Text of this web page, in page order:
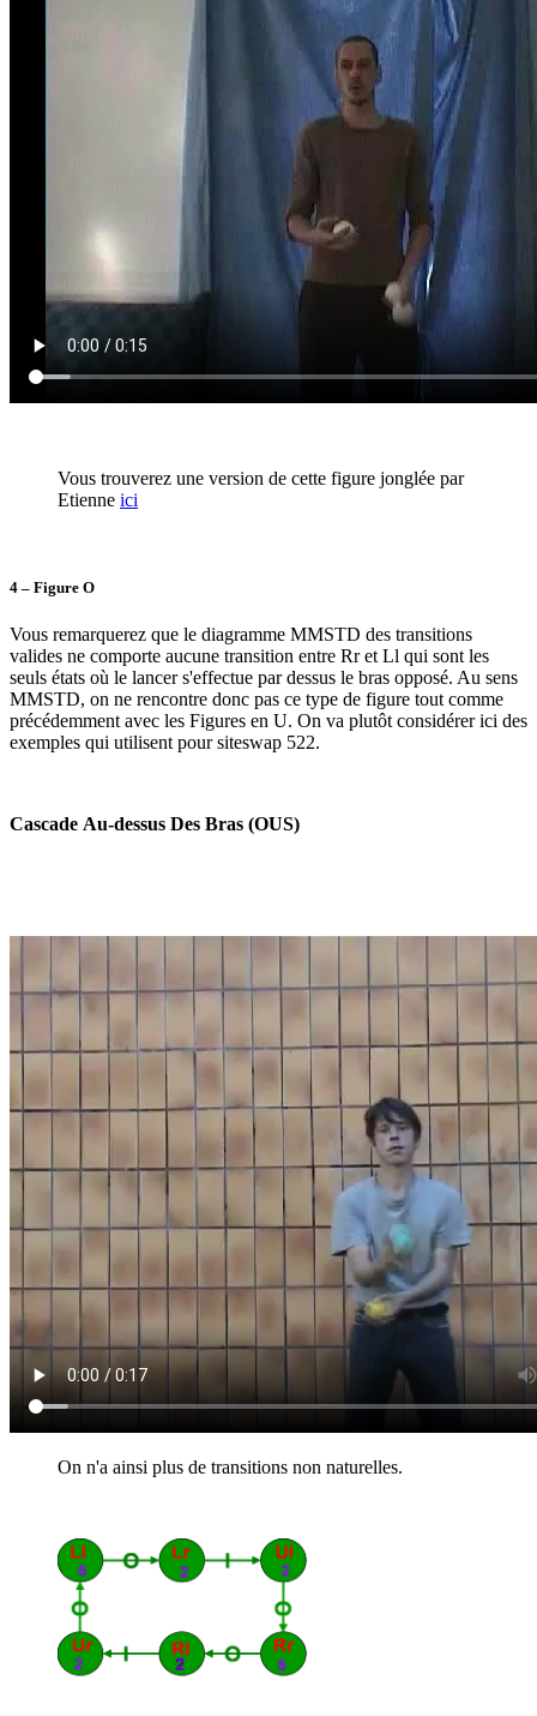
Vous trouverez une version de cette figure jonglée par
Etienne ici
4 – Figure O
Vous remarquerez que le diagramme MMSTD des transitions
valides ne comporte aucune transition entre Rr et Ll qui sont les
seuls états où le lancer s'effectue par dessus le bras opposé. Au sens
MMSTD, on ne rencontre donc pas ce type de figure tout comme
précédemment avec les Figures en U. On va plutôt considérer ici des
exemples qui utilisent pour siteswap 522.
Cascade Au-dessus Des Bras (OUS)
On n'a ainsi plus de transitions non naturelles.